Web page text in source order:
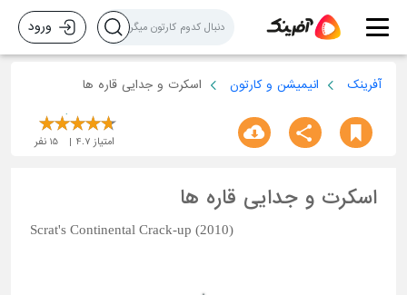
ورود
آفرینک انیمیشن و کارتون اسکرت و جدایی قاره ها
امتیاز 4.7
15 نفر
اسکرت و جدایی قاره ها
Scrat's Continental Crack-up (2010)